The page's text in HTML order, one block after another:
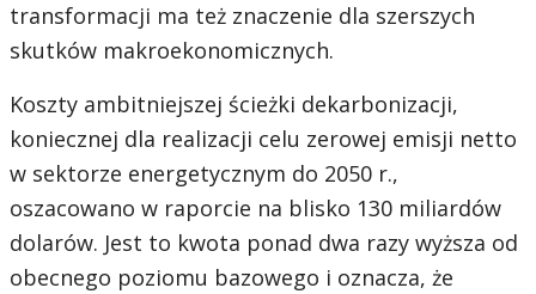
transformacji ma też znaczenie dla szerszych
skutków makroekonomicznych.
Koszty ambitniejszej ścieżki dekarbonizacji,
koniecznej dla realizacji celu zerowej emisji netto
w sektorze energetycznym do 2050 r.,
oszacowano w raporcie na blisko 130 miliardów
dolarów. Jest to kwota ponad dwa razy wyższa od
obecnego poziomu bazowego i oznacza, że